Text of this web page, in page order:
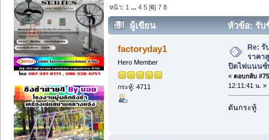
หน้า: 1 ...4 5 [6]7 8
ผู้เขียน
หัวข้อ: รับ
รับปิดไฟแนนซ์ทั่วไทย. (อ่าน 1797 ครั้ง)
factoryday1
Hero Member
กระทู้: 4711
Re: รั
ราคา
ปิดไฟแนนซ์
« ตอบกลับ
12:11:41 น. »
ดันกระทู้